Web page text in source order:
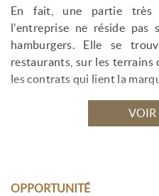
En fait, une partie très
l'entreprise ne réside pas
hamburgers. Elle se
restaurants, sur les
les contrats qui lient la
VOIR
OPPORTUNITÉ